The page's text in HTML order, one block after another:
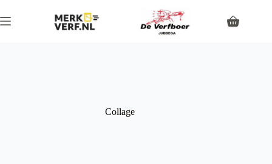
Collage